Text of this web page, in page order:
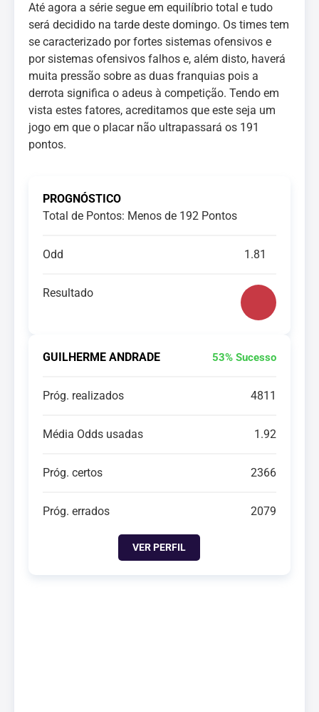
Até agora a série segue em equilíbrio total e tudo
será decidido na tarde deste domingo. Os times tem
se caracterizado por fortes sistemas ofensivos e
por sistemas ofensivos falhos e, além disto, haverá
muita pressão sobre as duas franquias pois a
derrota significa o adeus à competição. Tendo em
vista estes fatores, acreditamos que este seja um
jogo em que o placar não ultrapassará os 191
pontos.
PROGNÓSTICO
Total de Pontos: Menos de 192 Pontos
Odd 1.81
Resultado
GUILHERME ANDRADE 53% Sucesso
Próg. realizados 4811
Média Odds usadas 1.92
Próg. certos 2366
Próg. errados 2079
VER PERFIL